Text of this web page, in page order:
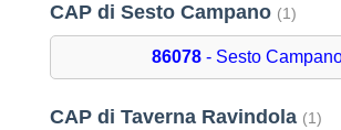
CAP di Sesto Campano (1)
86078 - Sesto
CAP di Taverna Ravindola (1)